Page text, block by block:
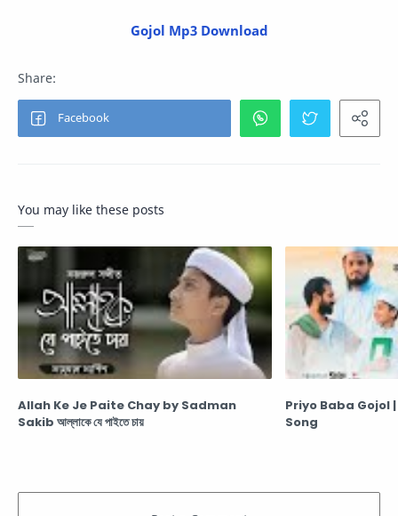
Gojol Mp3 Download
You may like these posts
Allah Ke Je Paite Chay by Sadman
Sakib আল্লাকে যে পাইতে চায়
Priyo Baba Gojol |
Song